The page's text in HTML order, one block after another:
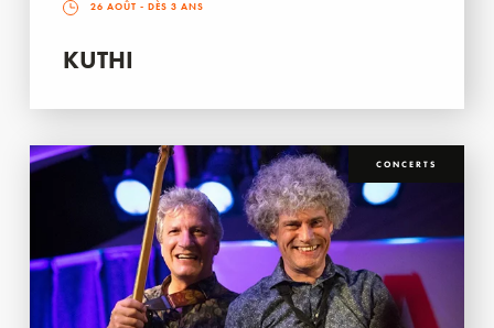
26 AOÛT - DÈS 3 ANS
KUTHI
CONCERTS